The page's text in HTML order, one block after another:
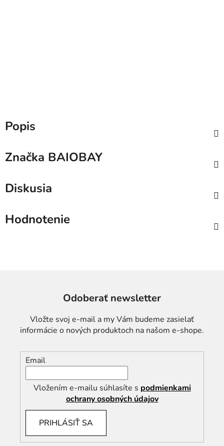
Popis
Značka BAIOBAY
Diskusia
Hodnotenie
Odoberať newsletter
Vložte svoj e-mail a my Vám budeme zasielať
informácie o nových produktoch na našom e-shope.
Email
Vložením e-mailu súhlasíte s podmienkami
ochrany osobných údajov
PRIHLÁSIŤ SA